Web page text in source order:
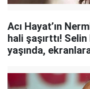
Acı Hayat’ın
hali şaşırttı!
yaşında,